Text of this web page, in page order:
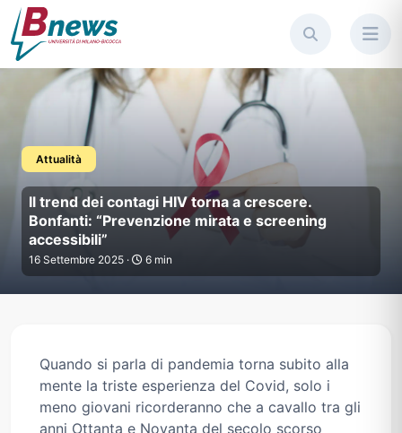
Attualità
Il trend dei contagi HIV torna
Il trend dei contagi HIV torna a crescere.
Bonfanti: “Prevenzione mirata e screening
accessibili”
16 Settembre 2025 · 6 min
Quando si parla di pandemia torna subito alla
mente la triste esperienza del Covid, solo i
meno giovani ricorderanno che a cavallo tra gli
anni Ottanta e Novanta del secolo scorso